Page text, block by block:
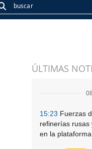
ÚLTIMAS
15:23 Fuerzas
refinerías rusas
en la